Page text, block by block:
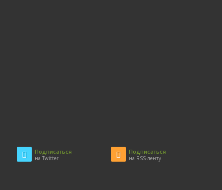
Подписаться
на Twitter
Подписаться
на RSS-ленту